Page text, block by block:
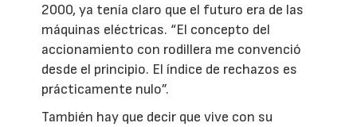
2000, ya tenía claro que el futuro era de las
máquinas eléctricas. “El concepto del
accionamiento con rodillera me convenció
desde el principio. El índice de rechazos es
prácticamente nulo”.
También hay que decir que vive con su